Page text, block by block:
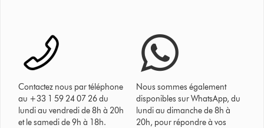
Contactez nous par téléphone
au +33 1 59 24 07 26 du
lundi au vendredi de 8h à 20h
et le samedi de 9h à 18h.
Nous sommes également
disponibles sur WhatsApp, du
lundi au dimanche de 8h à
20h, pour répondre à vos